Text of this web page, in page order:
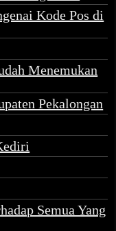
Kode Pos di
Menemukan
Pekalongan
Semua Yang